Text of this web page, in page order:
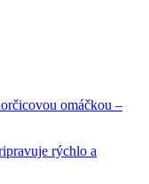
omáčkou –
rýchlo a